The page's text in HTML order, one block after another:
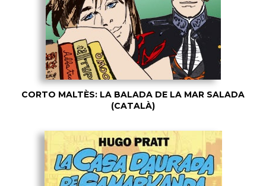
CORTO MALTÈS: LA BALADA DE LA MAR SALADA
(CATALÀ)